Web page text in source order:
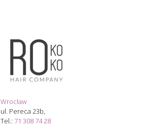
Wrocław
ul. Pereca 23b,
Tel.: 71 308 74 28